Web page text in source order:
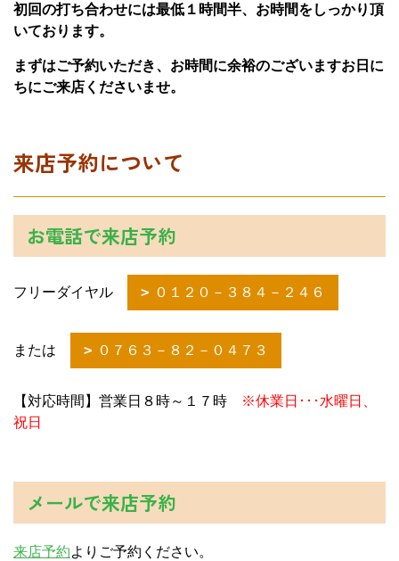
初回の打ち合わせには最低１時間半、お時間をしっかり頂
いております。
まずはご予約いただき、お時間に余裕のございますお日に
ちにご来店くださいませ。
来店予約について
お電話で来店予約
フリーダイヤル ０１２０－３８４－２４６
または ０７６３－８２－０４７３
【対応時間】営業日８時～１７時
※休業日･･･水曜日、
祝日
メールで来店予約
来店予約よりご予約ください。